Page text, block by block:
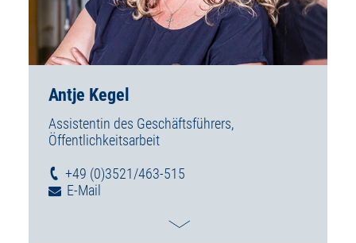
Antje Kegel
Assistentin des Geschäftsführers,
Öffentlichkeitsarbeit
+49 (0)3521/463-515